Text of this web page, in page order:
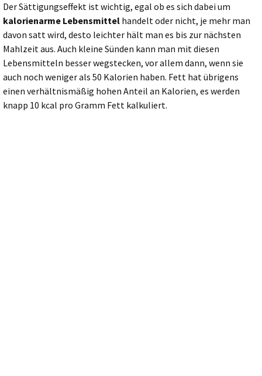
Der Sättigungseffekt ist wichtig, egal ob es sich dabei um
kalorienarme Lebensmittel handelt oder nicht, je mehr man
davon satt wird, desto leichter hält man es bis zur nächsten
Mahlzeit aus. Auch kleine Sünden kann man mit diesen
Lebensmitteln besser wegstecken, vor allem dann, wenn sie
auch noch weniger als 50 Kalorien haben. Fett hat übrigens
einen verhältnismäßig hohen Anteil an Kalorien, es werden
knapp 10 kcal pro Gramm Fett kalkuliert.